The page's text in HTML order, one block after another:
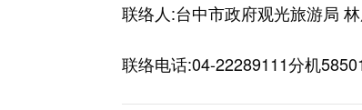
联络人:台中市政府观光旅游局
联络电话:04-22289111分机